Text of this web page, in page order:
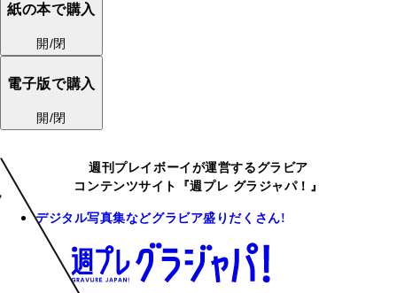
紙の本で購入
開/閉
電子版で購入
開/閉
週刊プレイボーイが運営するグラビア
コンテンツサイト『週プレ グラジャパ！』
デジタル写真集などグラビア盛りだくさん!